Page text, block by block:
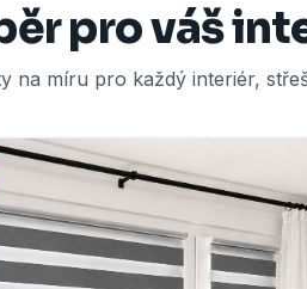
pro váš
na míru pro každý interiér,